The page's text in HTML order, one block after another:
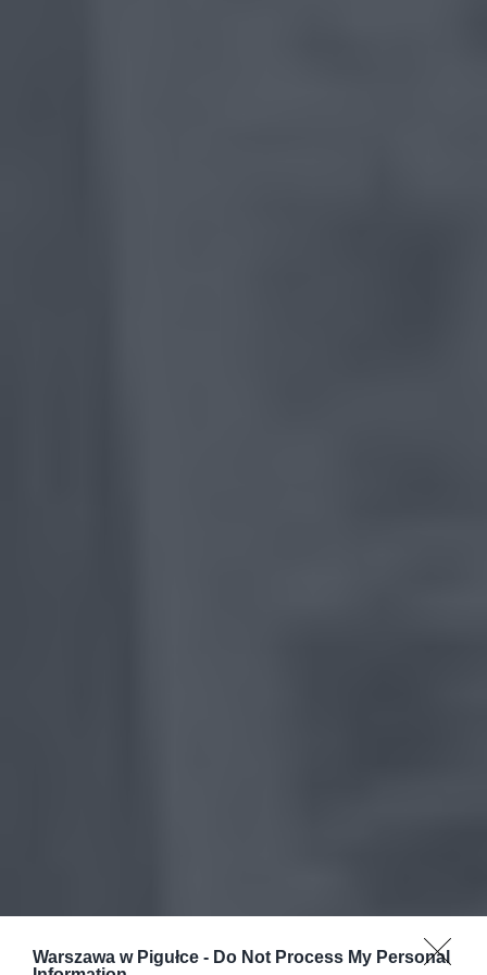
Warszawa w Pigułce - Do Not Process My Personal